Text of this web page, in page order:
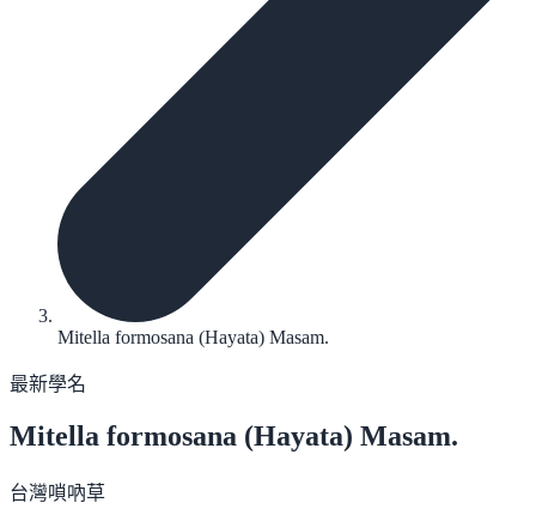
Mitella formosana (Hayata) Masam.
最新學名
Mitella formosana (Hayata) Masam.
台灣嗩吶草